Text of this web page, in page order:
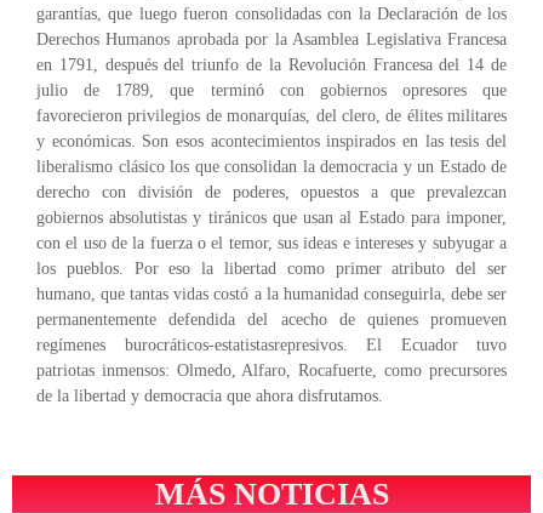
garantías, que luego fueron consolidadas con la Declaración de los
Derechos Humanos aprobada por la Asamblea Legislativa Francesa
en 1791, después del triunfo de la Revolución Francesa del 14 de
julio de 1789, que terminó con gobiernos opresores que
favorecieron privilegios de monarquías, del clero, de élites militares
y económicas. Son esos acontecimientos inspirados en las tesis del
liberalismo clásico los que consolidan la democracia y un Estado de
derecho con división de poderes, opuestos a que prevalezcan
gobiernos absolutistas y tiránicos que usan al Estado para imponer,
con el uso de la fuerza o el temor, sus ideas e intereses y subyugar a
los pueblos. Por eso la libertad como primer atributo del ser
humano, que tantas vidas costó a la humanidad conseguirla, debe ser
permanentemente defendida del acecho de quienes promueven
regímenes burocráticos-estatistasrepresivos. El Ecuador tuvo
patriotas inmensos: Olmedo, Alfaro, Rocafuerte, como precursores
de la libertad y democracia que ahora disfrutamos.
MÁS NOTICIAS